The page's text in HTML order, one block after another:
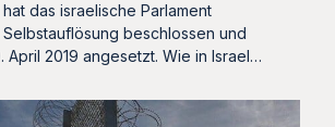
das israelische Parlament
beschlossen und
April 2019 angesetzt. Wie in Israel…